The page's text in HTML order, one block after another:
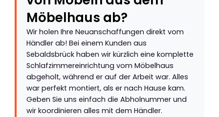
Möbelhaus ab?
Wir holen Ihre Neuanschaffungen direkt vom
Händler ab! Bei einem Kunden aus
Sebaldsbrück haben wir kürzlich eine komplette
Schlafzimmereinrichtung vom Möbelhaus
abgeholt, während er auf der Arbeit war. Alles
war perfekt montiert, als er nach Hause kam.
Geben Sie uns einfach die Abholnummer und
wir koordinieren alles mit dem Händler.